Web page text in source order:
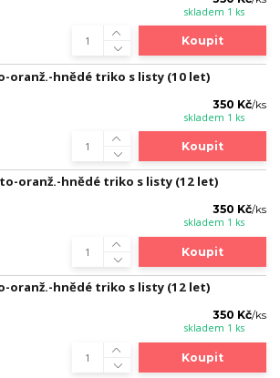
skladem 1 ks
Koupit
oranž.-hnědé triko s listy (10 let)
350 Kč/ks
skladem 1 ks
Koupit
oranž.-hnědé triko s listy (12 let)
350 Kč/ks
skladem 1 ks
Koupit
oranž.-hnědé triko s listy (12 let)
350 Kč/ks
skladem 1 ks
Koupit